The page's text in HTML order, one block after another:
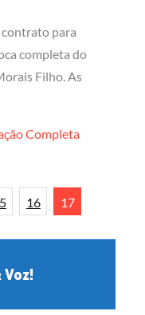
contrato para
completa do
Filho. As
Completa
16 17